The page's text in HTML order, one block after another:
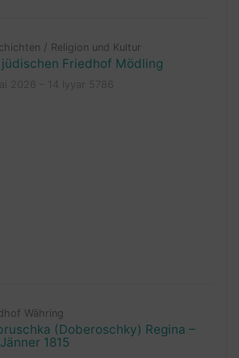
/ Religion und Kultur
jüdischen Friedhof Mödling
Währing
(Doberoschky) Regina –
1815